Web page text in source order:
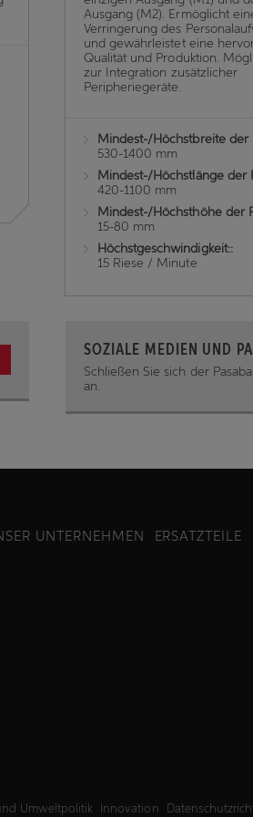
Ausgang (M2). Ermöglicht
Verringerung des
und gewährleistet eine
Qualität und Produktion.
zur Integration zusätzlicher
Peripheriegeräte.
Mindest-/Höchstbreite der
530-1400 mm
Mindest-/Höchstlänge der
420-1100 mm
Mindest-/Höchsthöhe der
15-80 mm
Höchstgeschwindigkeit::
15 Riese / Minute
SOZIALE MEDIEN UND
Schließen Sie sich der
an.
UNTERNEHMEN ERSATZTEILE
Umweltpolitik Innovation